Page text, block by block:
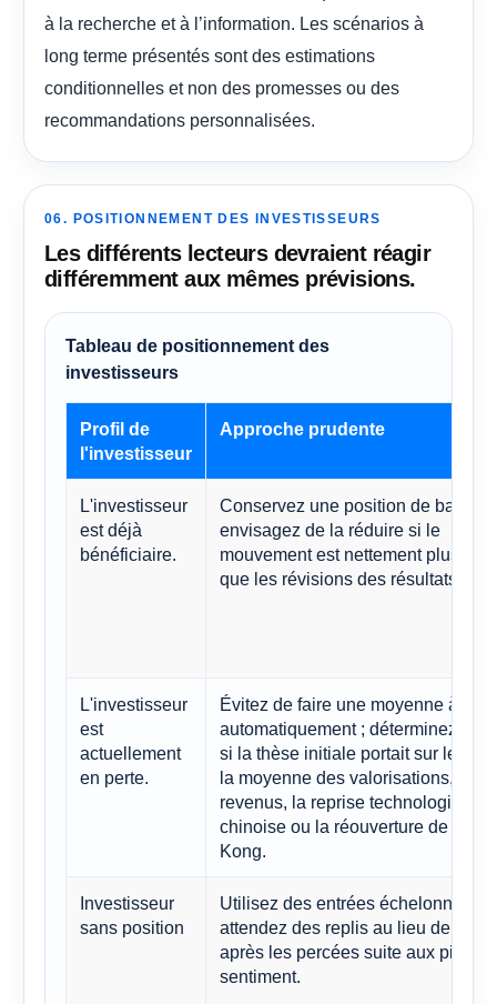
à la recherche et à l’information. Les scénarios à
long terme présentés sont des estimations
conditionnelles et non des promesses ou des
recommandations personnalisées.
06. POSITIONNEMENT DES INVESTISSEURS
Les différents lecteurs devraient réagir
différemment aux mêmes prévisions.
Tableau de positionnement des
investisseurs
Profil de
l'investisseur
Approche prudente
L'investisseur
est déjà
bénéficiaire.
Conservez une position de base,
envisagez de la réduire si le
mouvement est nettement plus
que les révisions des résultats.
L'investisseur
est
actuellement
en perte.
Évitez de faire une moyenne à la
automatiquement ; déterminez
si la thèse initiale portait sur le
la moyenne des valorisations, les
revenus, la reprise technologique
chinoise ou la réouverture de Hong
Kong.
Investisseur
sans position
Utilisez des entrées échelonnées
attendez des replis au lieu de
après les percées suite aux pics de
sentiment.